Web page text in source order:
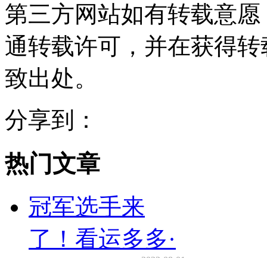
第三方网站如有转载意
通转载许可，并在获得
致出处。
分享到：
热门文章
冠军选手来
了！看运多多·